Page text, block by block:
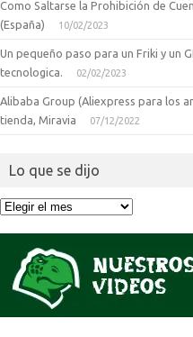
Como Saltarse la Prohibición de
(España)
10/02/2023
Un pequeño paso para un Friki y un
tecnologica.
02/02/2023
Alibaba Group (Aliexpress para los
tienda, Miravia
07/12/2022
Lo que se dijo
Lo